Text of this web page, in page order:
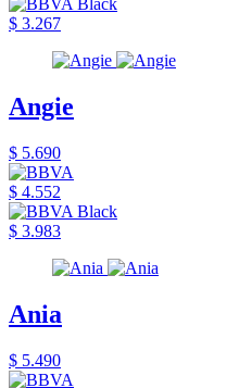
$ 3.267
Angie
$ 5.690
$ 4.552
$ 3.983
Ania
$ 5.490